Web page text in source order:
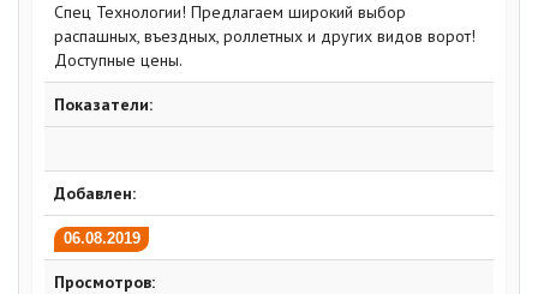
Спец Технологии! Предлагаем широкий выбор
распашных, въездных, роллетных и других видов ворот!
Доступные цены.
Показатели:
Добавлен:
06.08.2019
Просмотров: